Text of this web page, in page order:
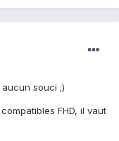
souci ;)
FHD, il vaut